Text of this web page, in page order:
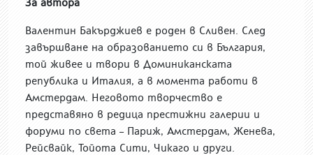
Валентин Бакърджиев е роден в Сливен. След
завършване на образованието си в България,
той живее и твори в Доминиканската
република и Италия, а в момента работи в
Амстердам. Неговото творчество е
представяно в редица престижни галерии и
форуми по света – Париж, Амстердам, Женева,
Рейсвайк, Тойота Сити, Чикаго и други.